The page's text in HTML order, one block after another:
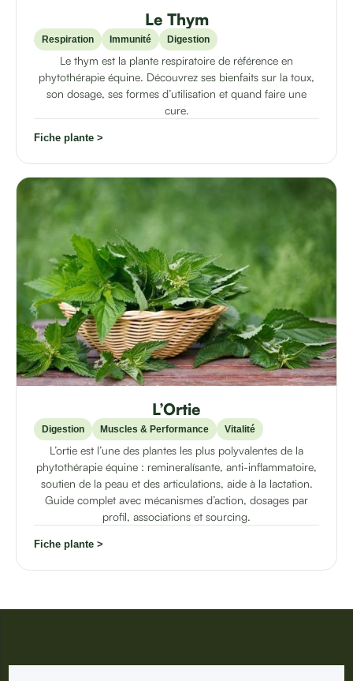
Le Thym
Respiration Immunité Digestion
Le thym est la plante respiratoire de référence en
phytothérapie équine. Découvrez ses bienfaits sur la toux,
son dosage, ses formes d’utilisation et quand faire une
cure.
Fiche plante >
L’Ortie
Digestion Muscles & Performance Vitalité
L’ortie est l’une des plantes les plus polyvalentes de la
phytothérapie équine : remineralísante, anti-inflammatoire,
soutien de la peau et des articulations, aide à la lactation.
Guide complet avec mécanismes d’action, dosages par
profil, associations et sourcing.
Fiche plante >